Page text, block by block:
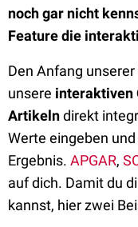
noch gar nicht
Feature die
Den Anfang
unsere interaktiven
Artikelndirekt
Werte eingeben
Ergebnis. APGAR,
auf dich. Damit du
kannst, hier zwei